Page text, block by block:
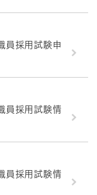
員採用試験申
員採用試験情
員採用試験情